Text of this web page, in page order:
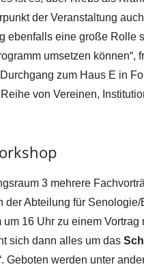
der Veranstaltung
ebenfalls eine große Rolle
umsetzen können“,
zum Haus E in
von Vereinen,
3 mehrere
der Abteilung für
16 Uhr zu einem Vortrag
sich dann alles um das
Geboten werden unter